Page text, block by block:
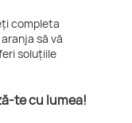
completa
să vă
soluțiile
te cu lumea!